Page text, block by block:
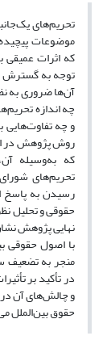
تحریم‌های
موضوعات
که اثرات عمیقی
توجه به گسترش
آن‌ها ضروری به
چه اندازه
و چه تفاوت‌هایی
روش پژوهش در
که به‌وسیله
تحریم‌های
رسیدن به پاسخ
حقوقی و تحلیل
نهایی پژوهش
با اصول حقوقی
منجر به تضعیف
در تأکید بر
و چالش‌های آن
حقوق بین‌الملل